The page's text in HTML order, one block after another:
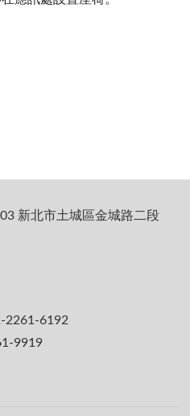
新北市土城區金城路二段
2261-6192
9919